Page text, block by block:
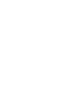
tuoi clienti.
o alle